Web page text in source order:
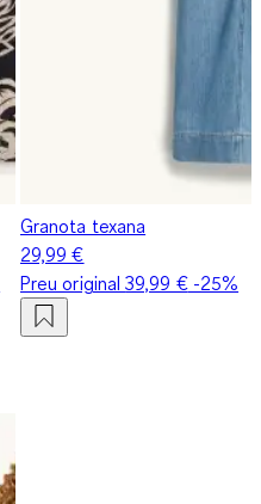
Granota texana
29,99 €
Preu original39,99 €-25%